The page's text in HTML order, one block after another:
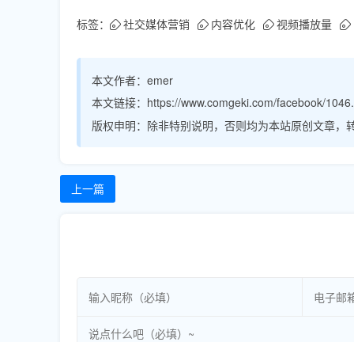
标签： 社交媒体营销 内容优化 视频播放量
本文作者： emer
本文链接： https://www.comgeki.com/facebook/
版权申明： 除非特别说明，否则均为本站原创文章，
上一篇